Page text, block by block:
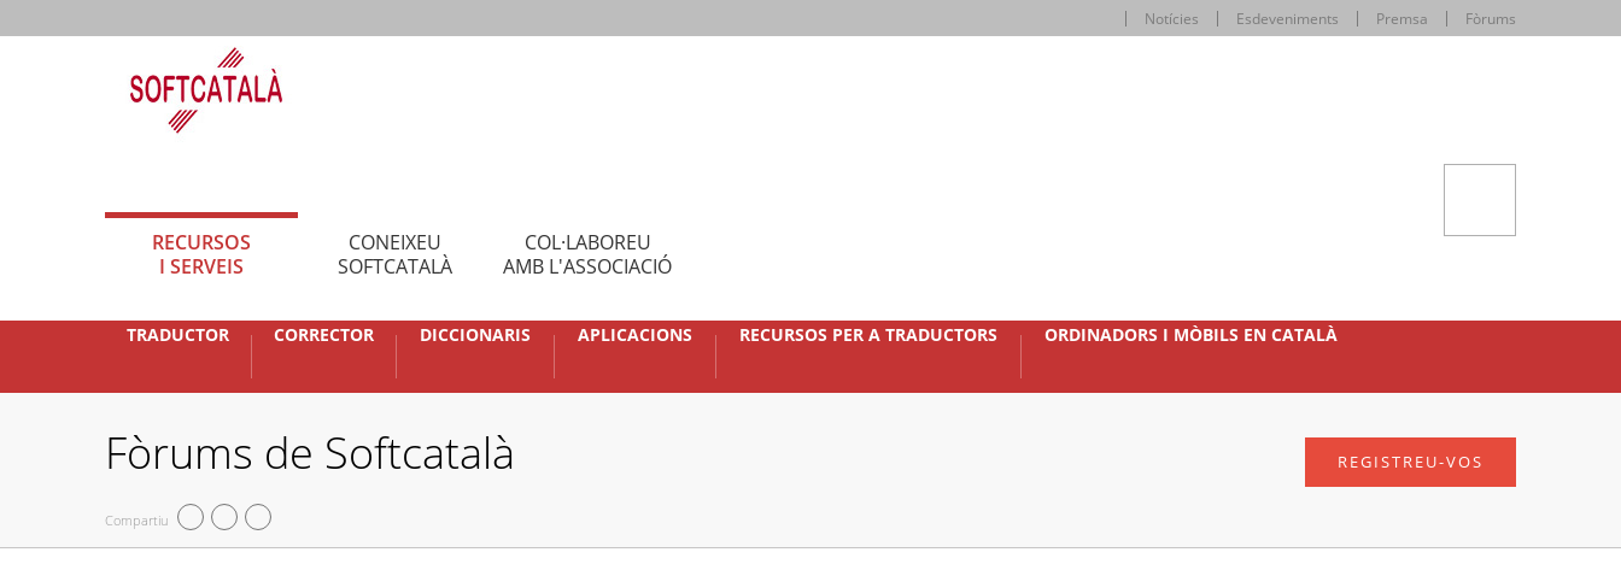
Notícies Esdeveniments Premsa Fòrums
RECURSOS
I SERVEIS
CONEIXEU
SOFTCATALÀ
COL·LABOREU
AMB L'ASSOCIACIÓ
TRADUCTOR CORRECTOR DICCIONARIS APLICACIONS RECURSOS PER A TRADUCTORS ORDINADORS I MÒBILS EN CATALÀ
Fòrums de Softcatalà
Compartiu
REGISTREU-VOS